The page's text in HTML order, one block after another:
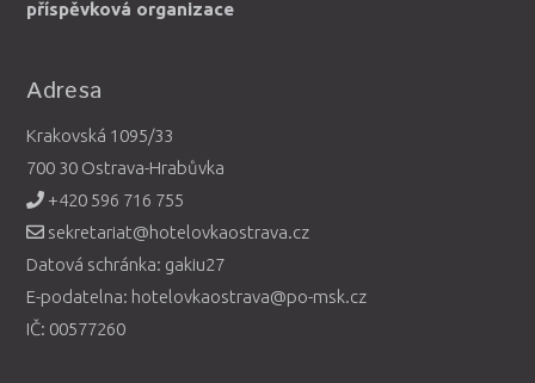
příspěvková organizace
Adresa
Krakovská 1095/33
700 30 Ostrava-Hrabůvka
+420 596 716 755
sekretariat@hotelovkaostrava.cz
Datová schránka: gakiu27
E-podatelna: hotelovkaostrava@po-msk.cz
IČ: 00577260